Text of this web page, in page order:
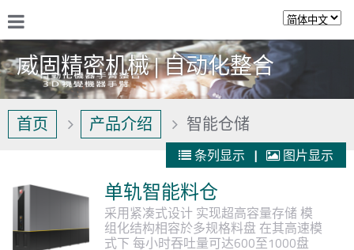
威固精密机械 | 自动化整合
首页 产品介绍 智能仓储
条列显示 | 图片显示
单轨智能料仓
采用紧凑式设计 实现超高容量存储模
组化结构相容於多规格料盘 在其高速模
式下 每小时吞吐量可达600至1000盘